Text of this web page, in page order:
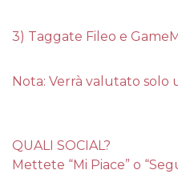
3) Taggate Fileo e
Nota: Verrà valutato solo
QUALI SOCIAL?
Mettete “Mi Piace” o